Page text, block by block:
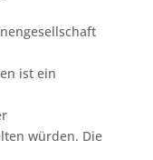
ist ein
würden. Die